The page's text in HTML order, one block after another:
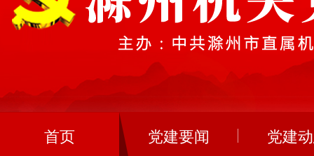
首页 党建要闻 党建